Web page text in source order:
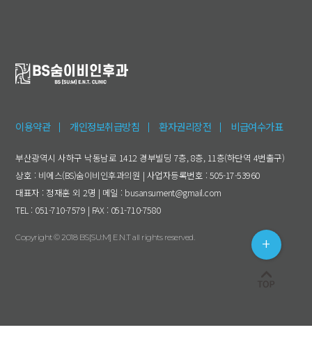
이용약관 개인정보취급방침 환자권리장전 비급여수가표
부산광역시 사하구 낙동남로 1412 경부빌딩 7층, 8층, 11층(하단역 4번출구)
상호 : 비에스(BS)숨이비인후과의원 | 사업자등록번호 : 505-17-53960
대표자 : 정재훈 외 2명 | 메일 : busansument@gmail.com
TEL : 051-710-7579 | FAX : 051-710-7580
Copyright © 2018 BS[SU:M] E.N.T all rights reserved.